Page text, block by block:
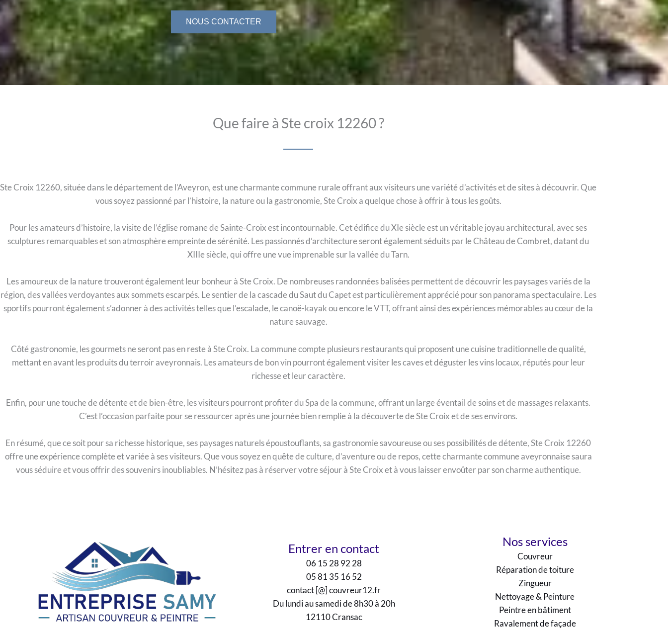
NOUS CONTACTER
Que faire à Ste croix 12260 ?
Ste Croix 12260, située dans le département de l’Aveyron, est une charmante commune rurale offrant aux visiteurs une variété d’activités et de sites à découvrir. Que
vous soyez passionné par l’histoire, la nature ou la gastronomie, Ste Croix a quelque chose à offrir à tous les goûts.
Pour les amateurs d’histoire, la visite de l’église romane de Sainte-Croix est incontournable. Cet édifice du XIe siècle est un véritable joyau architectural, avec ses
sculptures remarquables et son atmosphère empreinte de sérénité. Les passionnés d’architecture seront également séduits par le Château de Combret, datant du
XIIIe siècle, qui offre une vue imprenable sur la vallée du Tarn.
Les amoureux de la nature trouveront également leur bonheur à Ste Croix. De nombreuses randonnées balisées permettent de découvrir les paysages variés de la
région, des vallées verdoyantes aux sommets escarpés. Le sentier de la cascade du Saut du Capet est particulièrement apprécié pour son panorama spectaculaire. Les
sportifs pourront également s’adonner à des activités telles que l’escalade, le canoë-kayak ou encore le VTT, offrant ainsi des expériences mémorables au cœur de la
nature sauvage.
Côté gastronomie, les gourmets ne seront pas en reste à Ste Croix. La commune compte plusieurs restaurants qui proposent une cuisine traditionnelle de qualité,
mettant en avant les produits du terroir aveyronnais. Les amateurs de bon vin pourront également visiter les caves et déguster les vins locaux, réputés pour leur
richesse et leur caractère.
Enfin, pour une touche de détente et de bien-être, les visiteurs pourront profiter du Spa de la commune, offrant un large éventail de soins et de massages relaxants.
C’est l’occasion parfaite pour se ressourcer après une journée bien remplie à la découverte de Ste Croix et de ses environs.
En résumé, que ce soit pour sa richesse historique, ses paysages naturels époustouflants, sa gastronomie savoureuse ou ses possibilités de détente, Ste Croix 12260
offre une expérience complète et variée à ses visiteurs. Que vous soyez en quête de culture, d’aventure ou de repos, cette charmante commune aveyronnaise saura
vous séduire et vous offrir des souvenirs inoubliables. N’hésitez pas à réserver votre séjour à Ste Croix et à vous laisser envoûter par son charme authentique.
Entrer en contact
06 15 28 92 28
05 81 35 16 52
contact [@] couvreur12.fr
Du lundi au samedi de 8h30 à 20h
12110 Cransac
Nos services
Couvreur
Réparation de toiture
Zingueur
Nettoyage & Peinture
Peintre en bâtiment
Ravalement de façade